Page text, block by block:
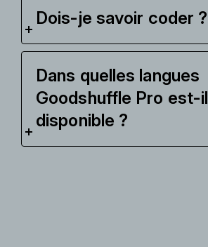
Dois-je savoir coder ?
Dans quelles langues
Goodshuffle Pro est-il
disponible ?